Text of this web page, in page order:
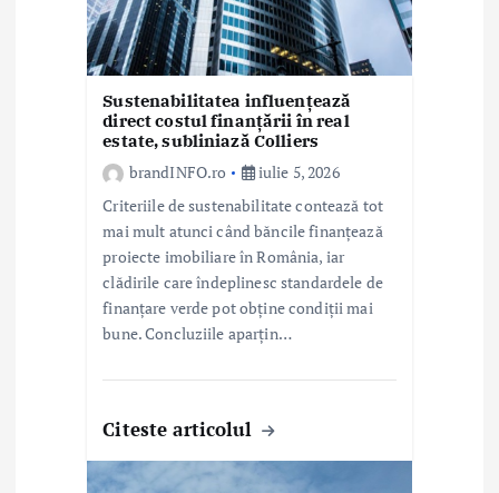
Sustenabilitatea influențează
direct costul finanțării în real
estate, subliniază Colliers
brandINFO.ro
iulie 5, 2026
Criteriile de sustenabilitate contează tot
mai mult atunci când băncile finanțează
proiecte imobiliare în România, iar
clădirile care îndeplinesc standardele de
finanțare verde pot obține condiții mai
bune. Concluziile aparțin…
Citeste articolul